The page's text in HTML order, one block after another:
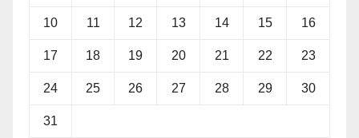
10 11 12 13 14 15 16
17 18 19 20 21 22 23
24 25 26 27 28 29 30
31